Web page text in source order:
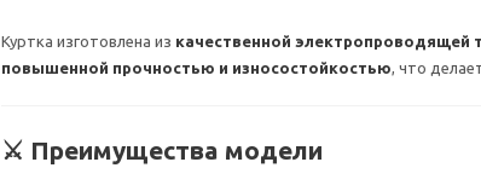
Куртка изготовлена из качественной электропроводящей
повышенной прочностью и износостойкостью, что
⚔️ Преимущества модели